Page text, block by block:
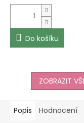
Do košíku
ZOBRAZIT
Popis Hodnocení